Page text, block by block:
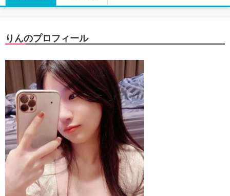
りんのプロフィール